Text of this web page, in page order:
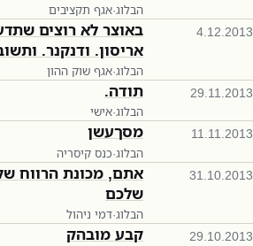
הבלוג·אגף תקציבים
4.12.2013
באוצר לא רוצים
אריסון. ודנקנר.
הבלוג·אגף שוק ההון
29.11.2013 תודה.
הבלוג·אישי
11.11.2013 מסךעשן
הבלוג·כנס קיסריה
31.10.2013
אתם, מכונת הרווח
שלכם
הבלוג·דמי ניהול
29.10.2013 קבע מובהק